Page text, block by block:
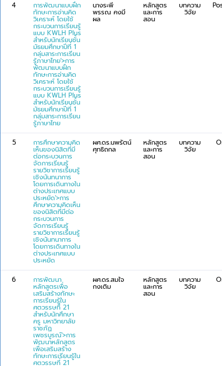
4 การพัฒนาแบบฝึก
ทักษะการอ่านคิด
วิเคราะห์ โดยใช้
กระบวนการเรียนรู้
แบบ KWLH Plus
สำหรับนักเรียนชั้น
มัธยมศึกษาปีที่ 1
กลุ่มสาระการเรียน
รู้ภาษาไทย'>การ
พัฒนาแบบฝึก
ทักษะการอ่านคิด
วิเคราะห์ โดยใช้
กระบวนการเรียนรู้
แบบ KWLH Plus
สำหรับนักเรียนชั้น
มัธยมศึกษาปีที่ 1
กลุ่มสาระการเรียน
รู้ภาษาไทย
นางระพี
พรรณ คงมี
ผล
หลักสูตร
และการ
สอน
บทความ
วิจัย
5 การศึกษาความคิด
เห็นของนิสิตที่มี
ต่อกระบวนการ
จัดการเรียนรู้
รายวิชาการเรียนรู้
เชิงนันทนาการ
โดยการเดินทางใน
ต่างประเทศแบบ
ประหยัด'>การ
ศึกษาความคิดเห็น
ของนิสิตที่มีต่อ
กระบวนการ
จัดการเรียนรู้
รายวิชาการเรียนรู้
เชิงนันทนาการ
โดยการเดินทางใน
ต่างประเทศแบบ
ประหยัด
ผศ.ดร.นพรัตน์
ศุทธิถกล
หลักสูตร
และการ
สอน
บทความ
วิจัย
6 การพัฒนา
หลักสูตรเพื่อ
เสริมสร้างทักษะ
การเรียนรู้ใน
ศตวรรษที่ 21
สำหรับนักศึกษา
ครู มหาวิทยาลัย
ราชภัฏ
เพชรบูรณ์'>การ
พัฒนาหลักสูตร
เพื่อเสริมสร้าง
ทักษะการเรียนรู้ใน
ศตวรรษที่ 21
ผศ.ดร.สมใจ
กงเติม
หลักสูตร
และการ
สอน
บทความ
วิจัย